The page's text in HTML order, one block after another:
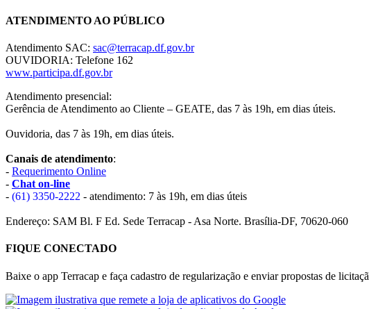
ATENDIMENTO AO PÚBLICO
Atendimento SAC: sac@terracap.df.gov.br
OUVIDORIA: Telefone 162
www.participa.df.gov.br
Atendimento presencial:
Gerência de Atendimento ao Cliente – GEATE, das 7 às 19h, em dias úteis.
Ouvidoria, das 7 às 19h, em dias úteis.
Canais de atendimento:
- Requerimento Online
- Chat on-line
- (61) 3350-2222 - atendimento: 7 às 19h, em dias úteis
Endereço: SAM Bl. F Ed. Sede Terracap - Asa Norte. Brasília-DF, 70620-060
FIQUE CONECTADO
Baixe o app Terracap e faça cadastro de regularização e enviar propostas de